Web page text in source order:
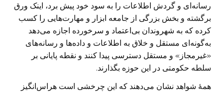
رسانه‌‌ای و گردش اطلاعات را به سود خود پیش برد، اینک ورق
برگشته و بخش بزرگی از جامعه ابزار و مهارت‌هایی را کسب
کرده که به شهروندان بی‌اعتماد و سرخورده اجازه می‌دهد
به‌گونه‌‌ای مستقل و خلاق به اطلاعات و داده‌ها و رسانه‌های
«غیرمجاز» و مستقل دسترسی پیدا کنند و نقطه پایانی بر
سلطه حکومتی در این حوزه بگذارند.
همهٔ شواهد نشان می‌دهند که این چرخشی است هراس‌انگیز